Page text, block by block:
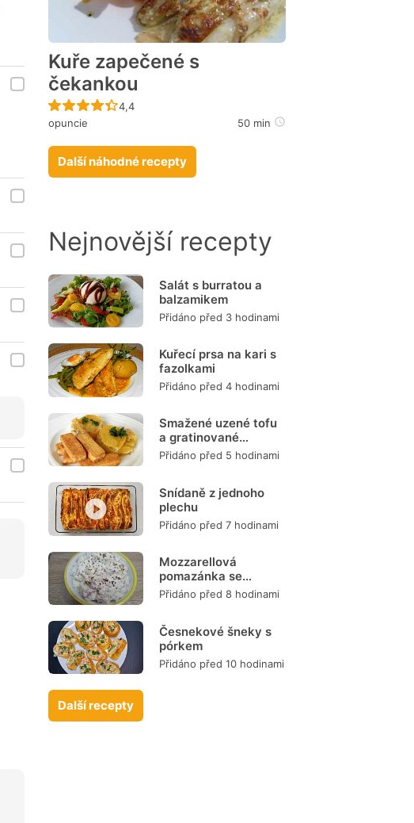
Kuře zapečené s
čekankou
Recept ještě nebyl hodnocen
4,4
opuncie
50 min
Další náhodné recepty
Nejnovější recepty
Salát s burratou a
balzamikem
Přidáno před 3 hodinami
Kuřecí prsa na kari s
fazolkami
Přidáno před 4 hodinami
Smažené uzené tofu
a gratinované
brambory
Přidáno před 5 hodinami
Snídaně z jednoho
plechu
Přidáno před 7 hodinami
Mozzarellová
pomazánka se
šunkou
Přidáno před 8 hodinami
Česnekové šneky s
pórkem
Přidáno před 10 hodinami
Další recepty